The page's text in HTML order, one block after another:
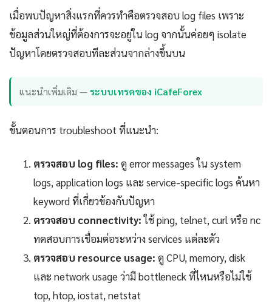
เมื่อพบปัญหาสิ่งแรกที่ควรทำคือตรวจสอบ log files เพราะ
ข้อมูลส่วนใหญ่ที่ต้องการจะอยู่ใน log จากนั้นค่อยๆ isolate
ปัญหาโดยตรวจสอบทีละส่วนจากล่างขึ้นบน
แนะนำเพิ่มเติม —ระบบเทรดของ iCafeForex
ขั้นตอนการ troubleshoot ที่แนะนำ:
ตรวจสอบ log files: ดู error messages ใน system
logs, application logs และ service-specific logs ค้นหา
keyword ที่เกี่ยวข้องกับปัญหา
ตรวจสอบ connectivity:ใช้ ping, telnet, curl หรือ nc
ทดสอบการเชื่อมต่อระหว่าง services แต่ละตัว
ตรวจสอบ resource usage: ดู CPU, memory, disk
และ network usage ว่ามี bottleneck ที่ไหนหรือไม่ใช้
top, htop, iostat, netstat